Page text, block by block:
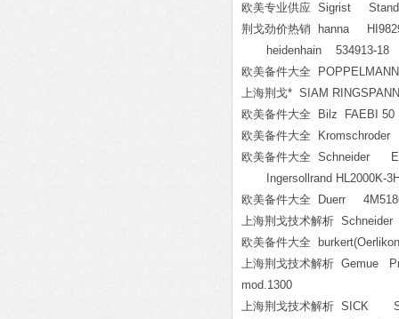
欧美专业供应 Sigrist
荆戈劲价热销 hanna
heidenhain 534913-18
欧美备件大全
上海荆戈* SIAM
欧美备件大全 Bilz FAEBI 50
欧美备件大全
欧美备件大全 Schneider
Ingersollrand HL2000K-
欧美备件大全 Duerr
上海荆戈技术解析
欧美备件大全
上海荆戈技术解析 Gemue
mod.1300
上海荆戈技术解析 SICK